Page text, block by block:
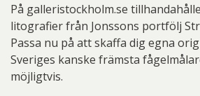
På galleristockholm.se
litografier från Jonssons portfölj
Passa nu på att skaffa dig egna
Sveriges kanske främsta
möjligtvis.